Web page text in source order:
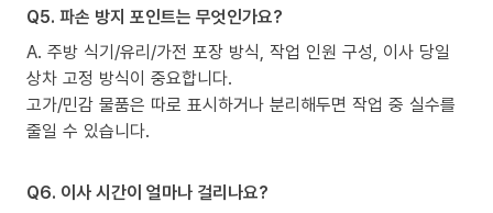
Q5. 파손 방지 포인트는 무엇인가요?
A. 주방 식기/유리/가전 포장 방식, 작업 인원 구성, 이사 당일
상차 고정 방식이 중요합니다.
고가/민감 물품은 따로 표시하거나 분리해두면 작업 중 실수를
줄일 수 있습니다.
Q6. 이사 시간이 얼마나 걸리나요?